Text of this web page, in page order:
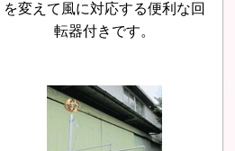
を変えて風に対応する便利な回
転器付きです。